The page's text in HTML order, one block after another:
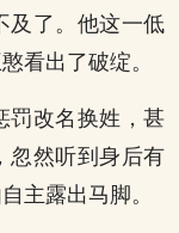
及了。他这一低
看出了破绽。
罚改名换姓，甚
忽然听到身后有
主露出马脚。